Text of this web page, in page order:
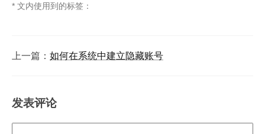
* 文内使用到的标签：
上一篇： 如何在系统中建立隐藏账号
发表评论